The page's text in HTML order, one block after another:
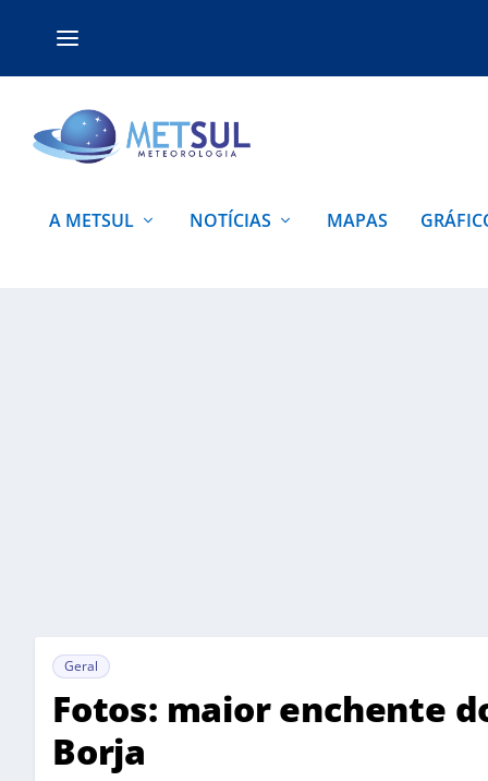
A METSUL NOTÍCIAS MAPAS
Geral
Fotos: maior enchente
Borja